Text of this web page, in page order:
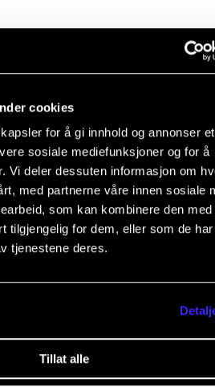
cookies
for å gi innhold og annonser et
sosiale mediefunksjoner og for å
Vi deler dessuten informasjon om
med partnerne våre innen sosiale
som kan kombinere den med
tilgjengelig for dem, eller som de
tjenestene deres.
Tillat alle
hvis du
Sollie,
etter?